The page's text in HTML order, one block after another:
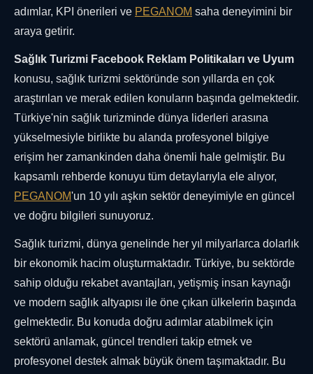
adımlar, KPI önerileri ve PEGANOM saha deneyimini bir
araya getirir.
Sağlık Turizmi Facebook Reklam Politikaları ve Uyum
konusu, sağlık turizmi sektöründe son yıllarda en çok
araştırılan ve merak edilen konuların başında gelmektedir.
Türkiye'nin sağlık turizminde dünya liderleri arasına
yükselmesiyle birlikte bu alanda profesyonel bilgiye
erişim her zamankinden daha önemli hale gelmiştir. Bu
kapsamlı rehberde konuyu tüm detaylarıyla ele alıyor,
PEGANOM'un 10 yılı aşkın sektör deneyimiyle en güncel
ve doğru bilgileri sunuyoruz.
Sağlık turizmi, dünya genelinde her yıl milyarlarca dolarlık
bir ekonomik hacim oluşturmaktadır. Türkiye, bu sektörde
sahip olduğu rekabet avantajları, yetişmiş insan kaynağı
ve modern sağlık altyapısı ile öne çıkan ülkelerin başında
gelmektedir. Bu konuda doğru adımlar atabilmek için
sektörü anlamak, güncel trendleri takip etmek ve
profesyonel destek almak büyük önem taşımaktadır. Bu